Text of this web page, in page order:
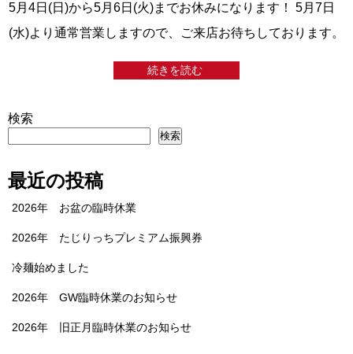
5月4日(日)から5月6日(火)までお休みになります！ 5月7日
(水)より通常営業しますので、ご来店お待ちしております。
続きを読む
検索
検索
最近の投稿
2026年 お盆の臨時休業
2026年 たじりっちプレミアム振興券
冷麺始めました
2026年 GW臨時休業のお知らせ
2026年 旧正月臨時休業のお知らせ